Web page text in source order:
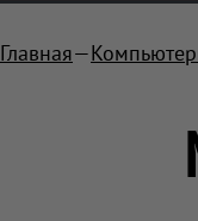
Главная